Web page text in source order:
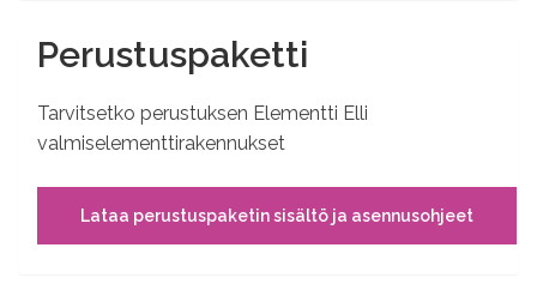
Perustuspaketti
Tarvitsetko perustuksen Elementti Elli
valmiselementtirakennukset
Lataa perustuspaketin sisältö ja asennusohjeet